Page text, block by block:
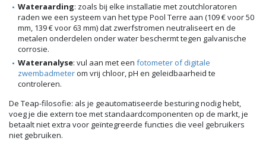
Wateraarding: zoals bij elke installatie met zoutchloratoren
raden we een systeem van het type Pool Terre aan (109 € voor 50
mm, 139 € voor 63 mm) dat zwerfstromen neutraliseert en de
metalen onderdelen onder water beschermt tegen galvanische
corrosie.
Wateranalyse: vul aan met een fotometer of digitale
zwembadmeterom vrij chloor, pH en geleidbaarheid te
controleren.
De Teap-filosofie: als je geautomatiseerde besturing nodig hebt,
voeg je die extern toe met standaardcomponenten op de markt, je
betaalt niet extra voor geïntegreerde functies die veel gebruikers
niet gebruiken.